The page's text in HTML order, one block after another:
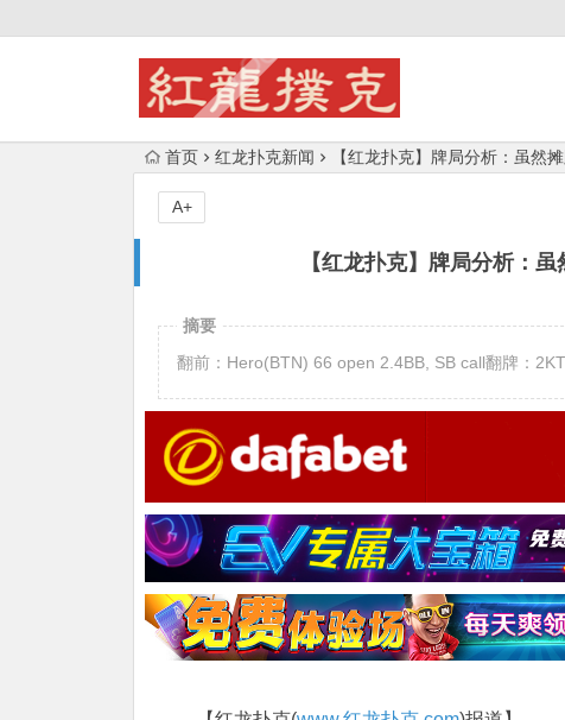
首页 红龙扑克新闻 【红龙扑克】牌局分析：虽然
【红龙扑克】牌局分析：
A+
摘要
翻前：Hero(BTN) 66 open 2.4BB, SB call翻牌：